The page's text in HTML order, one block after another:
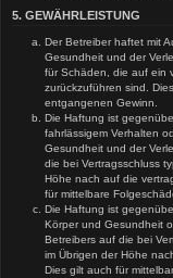
5. GEWÄHRLEISTUNG
Der Betreiber haftet mit
Gesundheit und der
für Schäden, die auf ein
zurückzuführen sind.
entgangenen Gewinn.
Die Haftung ist
fahrlässigem Verhalten
Gesundheit und der
die bei Vertragsschluss
Höhe nach auf die
für mittelbare
Die Haftung ist
Körper und Gesundheit
Betreibers auf die bei
im Übrigen der Höhe
Dies gilt auch für